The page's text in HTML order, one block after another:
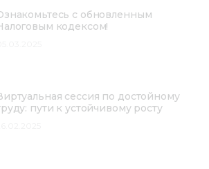
с обновленным
кодексом!
сессия по достойному
пути к устойчивому росту